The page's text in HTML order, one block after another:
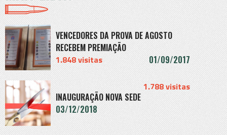
" alt="">
VENCEDORES DA PROVA DE AGOSTO
RECEBEM PREMIAÇÃO
1.848 visitas
01/09/2017
" alt="">
INAUGURAÇÃO NOVA SEDE
1.788 visitas
03/12/2018